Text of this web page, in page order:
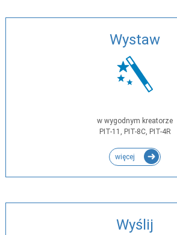
Wystaw
w wygodnym kreatorze
PIT-11, PIT-8C, PIT-4R
więcej
Wyślij